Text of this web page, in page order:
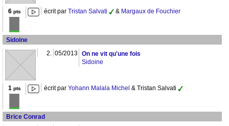
6pts écrit par Tristan Salvati & Margaux de Fouchier
Sidoine
2. 05/2013 On ne vit qu'une fois
Sidoine
1 pts écrit par Yohann Malala Michel & Tristan Salvati
Brice Conrad